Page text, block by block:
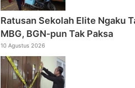
Ratusan Sekolah Elite Ngaku
MBG, BGN-pun Tak Paksa
10 Agustus 2026